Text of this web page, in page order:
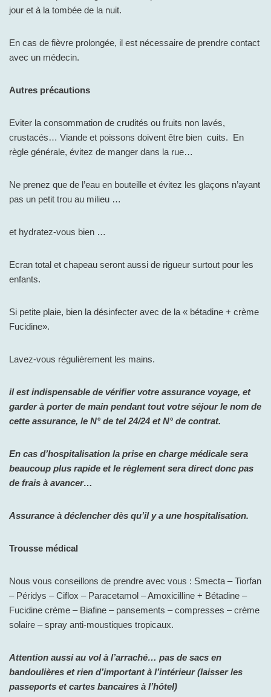
jour et à la tombée de la nuit.
En cas de fièvre prolongée, il est nécessaire de prendre contact
avec un médecin.
Autres précautions
Eviter la consommation de crudités ou fruits non lavés,
crustacés… Viande et poissons doivent être bien cuits. En
règle générale, évitez de manger dans la rue…
Ne prenez que de l’eau en bouteille et évitez les glaçons n’ayant
pas un petit trou au milieu …
et hydratez-vous bien …
Ecran total et chapeau seront aussi de rigueur surtout pour les
enfants.
Si petite plaie, bien la désinfecter avec de la « bétadine + crème
Fucidine».
Lavez-vous régulièrement les mains.
il est indispensable de vérifier votre assurance voyage, et
garder à porter de main pendant tout votre séjour le nom de
cette assurance, le N° de tel 24/24 et N° de contrat.
En cas d’hospitalisation la prise en charge médicale sera
beaucoup plus rapide et le règlement sera direct donc pas
de frais à avancer…
Assurance à déclencher dès qu’il y a une hospitalisation.
Trousse médical
Nous vous conseillons de prendre avec vous : Smecta – Tiorfan
– Péridys – Ciflox – Paracetamol – Amoxicilline + Bétadine –
Fucidine crème – Biafine – pansements – compresses – crème
solaire – spray anti-moustiques tropicaux.
Attention aussi au vol à l’arraché… pas de sacs en
bandoulières et rien d’important à l’intérieur (laisser les
passeports et cartes bancaires à l’hôtel)